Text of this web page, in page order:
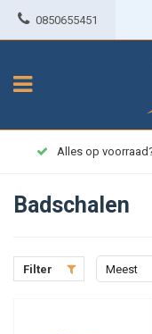
0850655451
Alles op
Badschalen
Filter
Meest